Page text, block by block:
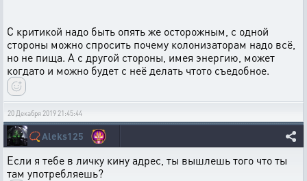
С критикой надо быть опять же осторожным, с одной
стороны можно спросить почему колонизаторам надо всё,
но не пища. А с другой стороны, имея энергию, может
когдато и можно будет с неё делать чтото съедобное.
20 Декабря 2019 21:45:44
📿Aleks125
Если я тебе в личку кину адрес, ты вышлешь того что ты
там употребляешь?